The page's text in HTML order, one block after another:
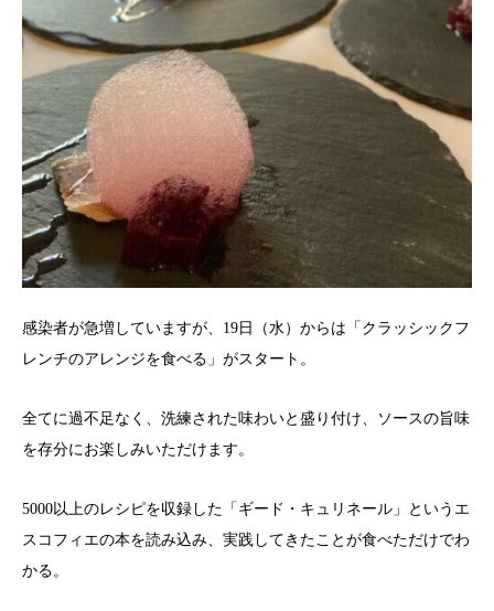
感染者が急増していますが、19日（水）からは「クラッシックフ
レンチのアレンジを食べる」がスタート。
全てに過不足なく、洗練された味わいと盛り付け、ソースの旨味
を存分にお楽しみいただけます。
5000以上のレシピを収録した「ギード・キュリネール」というエ
スコフィエの本を読み込み、実践してきたことが食べただけでわ
かる。